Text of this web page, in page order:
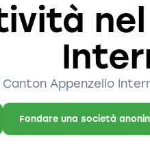
Appenzello
Fondare una società